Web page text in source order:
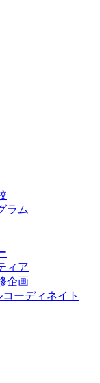
ラム
ィア
企画
ーディネイト